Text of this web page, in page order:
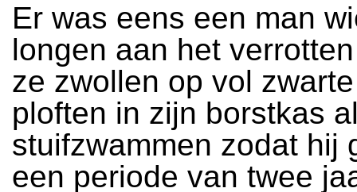
Er was eens een man
longen aan het
ze zwollen op vol
ploften in zijn borstkas
stuifzwammen zodat hij
een periode van twee